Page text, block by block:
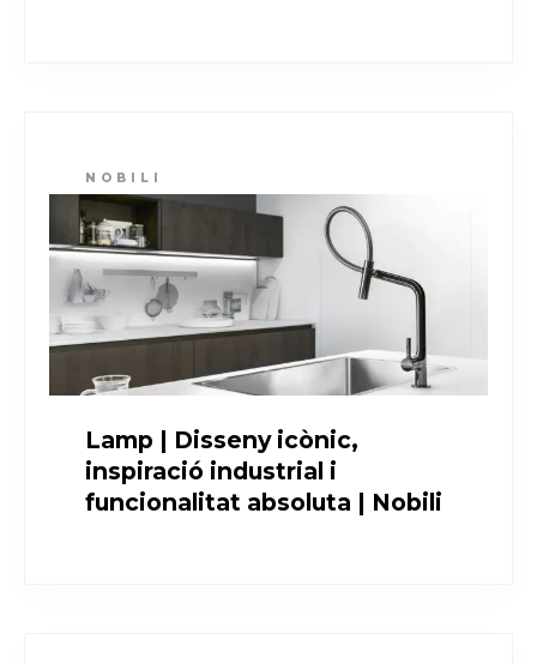
NOBILI
Lamp | Disseny icònic,
inspiració industrial i
funcionalitat absoluta | Nobili